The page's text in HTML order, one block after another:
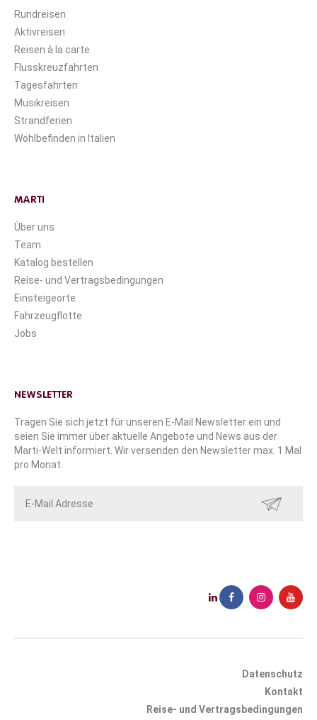
Rundreisen
Aktivreisen
Reisen à la carte
Flusskreuzfahrten
Tagesfahrten
Musikreisen
Strandferien
Wohlbefinden in Italien
MARTI
Über uns
Team
Katalog bestellen
Reise- und Vertragsbedingungen
Einsteigeorte
Fahrzeugflotte
Jobs
NEWSLETTER
Tragen Sie sich jetzt für unseren E-Mail Newsletter ein und
seien Sie immer über aktuelle Angebote und News aus der
Marti-Welt informiert. Wir versenden den Newsletter max. 1 Mal
pro Monat.
SENDEN
Datenschutz
Kontakt
Reise- und Vertragsbedingungen